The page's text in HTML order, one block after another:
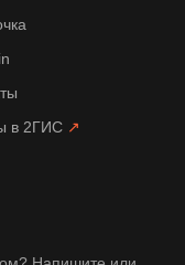
в 2ГИС ↗